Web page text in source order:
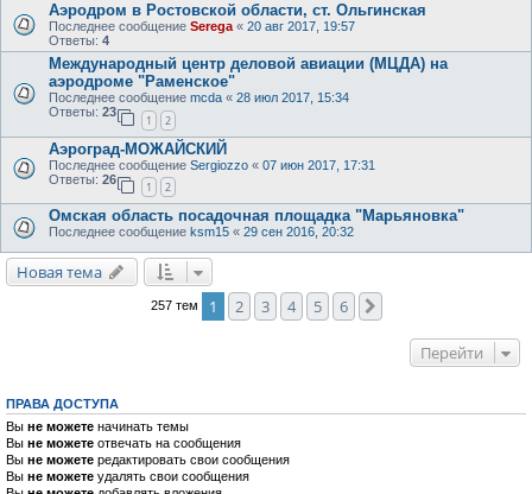
Аэродром в Ростовской области, ст. Ольгинская
Последнее сообщение Serega « 20 авг 2017, 19:57
Ответы: 4
Международный центр деловой авиации (МЦДА) на
аэродроме "Раменское"
Последнее сообщение mcda « 28 июл 2017, 15:34
Ответы: 23
1 2
Аэроград-МОЖАЙСКИЙ
Последнее сообщение Sergiozzo « 07 июн 2017, 17:31
Ответы: 26
1 2
Омская область посадочная площадка "Марьяновка"
Последнее сообщение ksm15 « 29 сен 2016, 20:32
Новая тема
257 тем 1 2 3 4 5 6
Перейти
ПРАВА ДОСТУПА
Вы не можете начинать темы
Вы не можете отвечать на сообщения
Вы не можете редактировать свои сообщения
Вы не можете удалять свои сообщения